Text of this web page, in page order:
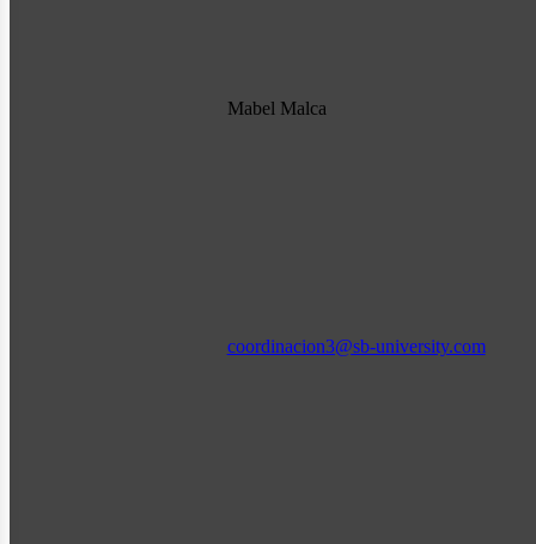
Mabel Malca
coordinacion3@sb-university.com